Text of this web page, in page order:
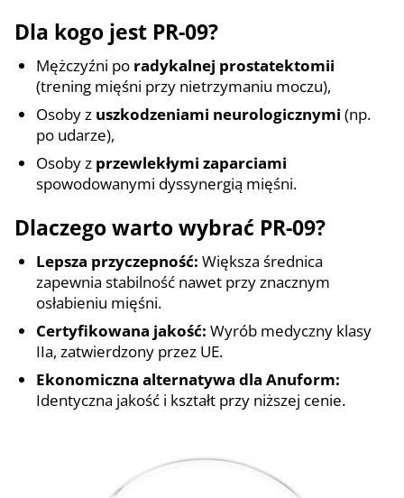
Dla kogo jest PR-09?
Mężczyźni po radykalnej prostatektomii
(trening mięśni przy nietrzymaniu moczu),
Osoby z uszkodzeniami neurologicznymi (np.
po udarze),
Osoby z przewlekłymi zaparciami
spowodowanymi dyssynergią mięśni.
Dlaczego warto wybrać PR-09?
Lepsza przyczepność: Większa średnica
zapewnia stabilność nawet przy znacznym
osłabieniu mięśni.
Certyfikowana jakość: Wyrób medyczny klasy
IIa, zatwierdzony przez UE.
Ekonomiczna alternatywa dla Anuform:
Identyczna jakość i kształt przy niższej cenie.